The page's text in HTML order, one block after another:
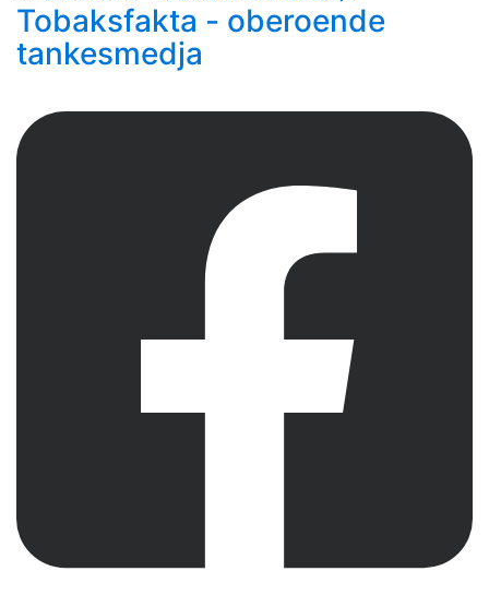
Tobaksfakta - oberoende
tankesmedja